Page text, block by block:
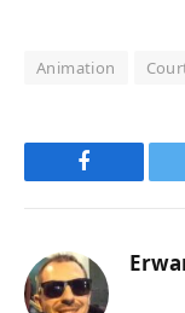
Animation
Facebook